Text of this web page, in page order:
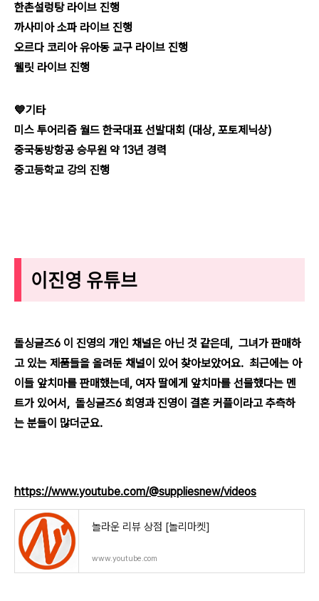
한촌설렁탕 라이브 진행
까사미아 소파 라이브 진행
오르다 코리아 유아동 교구 라이브 진행
웰릿 라이브 진행
💙기타
미스 투어리즘 월드 한국대표 선발대회 (대상, 포토제닉상)
중국동방항공 승무원 약 13년 경력
중고등학교 강의 진행
이진영 유튜브
돌싱글즈6 이 진영의 개인 채널은 아닌 것 같은데, 그녀가 판매하
고 있는 제품들을 올려둔 채널이 있어 찾아보았어요. 최근에는 아
이들 앞치마를 판매했는데, 여자 딸에게 앞치마를 선물했다는 멘
트가 있어서, 돌싱글즈6 희영과 진영이 결혼 커플이라고 추측하
는 분들이 많더군요.
https://www.youtube.com/@suppliesnew/videos
놀라운 리뷰 상점 [놀리마켓]
www.youtube.com